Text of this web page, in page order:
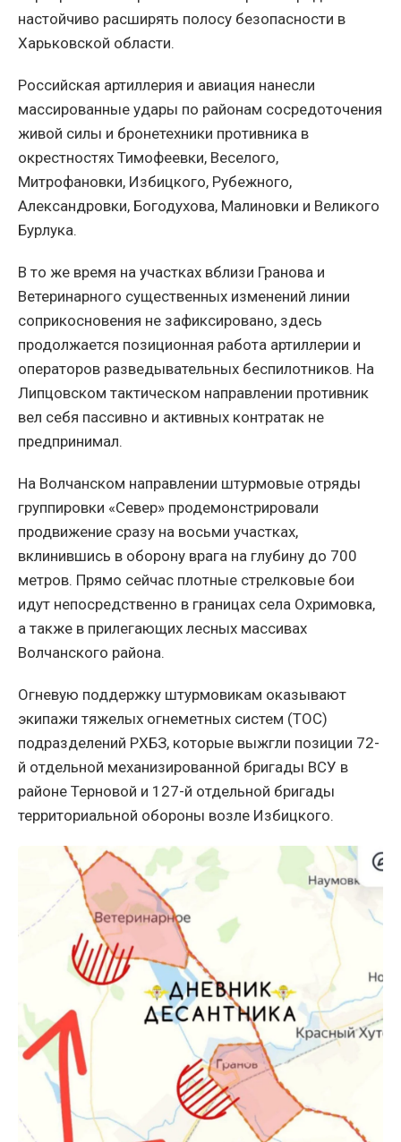
настойчиво расширять полосу безопасности в
Харьковской области.
Российская артиллерия и авиация нанесли
массированные удары по районам сосредоточения
живой силы и бронетехники противника в
окрестностях Тимофеевки, Веселого,
Митрофановки, Избицкого, Рубежного,
Александровки, Богодухова, Малиновки и Великого
Бурлука.
В то же время на участках вблизи Гранова и
Ветеринарного существенных изменений линии
соприкосновения не зафиксировано, здесь
продолжается позиционная работа артиллерии и
операторов разведывательных беспилотников. На
Липцовском тактическом направлении противник
вел себя пассивно и активных контратак не
предпринимал.
На Волчанском направлении штурмовые отряды
группировки «Север» продемонстрировали
продвижение сразу на восьми участках,
вклинившись в оборону врага на глубину до 700
метров. Прямо сейчас плотные стрелковые бои
идут непосредственно в границах села Охримовка,
а также в прилегающих лесных массивах
Волчанского района.
Огневую поддержку штурмовикам оказывают
экипажи тяжелых огнеметных систем (ТОС)
подразделений РХБЗ, которые выжгли позиции 72-
й отдельной механизированной бригады ВСУ в
районе Терновой и 127-й отдельной бригады
территориальной обороны возле Избицкого.